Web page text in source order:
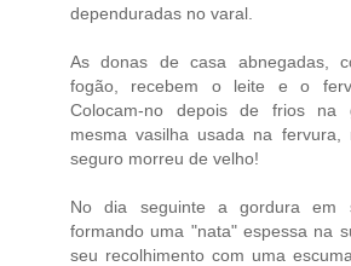
dependuradas no varal.
As donas de casa abnegadas,
fogão, recebem o leite e o
Colocam-no depois de frios na
mesma vasilha usada na
seguro morreu de velho!
No dia seguinte a gordura em
formando uma "nata" espessa na
seu recolhimento com uma